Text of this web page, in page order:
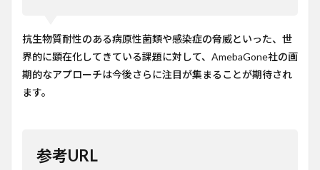
抗生物質耐性のある病原性菌類や感染症の脅威といった、世
界的に顕在化してきている課題に対して、AmebaGone社の画
期的なアプローチは今後さらに注目が集まることが期待され
ます。
参考URL